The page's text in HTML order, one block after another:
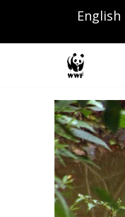
isi
English